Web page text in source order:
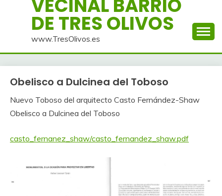
VECINAL BARRIO
DE TRES OLIVOS
www.TresOlivos.es
Obelisco a Dulcinea del Toboso
Nuevo Toboso del arquitecto Casto Fernández-Shaw
Obelisco a Dulcinea del Toboso
casto_fernanez_shaw/casto_fernandez_shaw.pdf